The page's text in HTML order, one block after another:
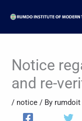
content
Notice
and re-
/ notice / By rumdoit